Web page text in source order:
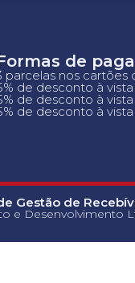
de
parcelas nos cartões
de desconto à
de desconto à
de desconto à
Gestão de
e Desenvolvimento